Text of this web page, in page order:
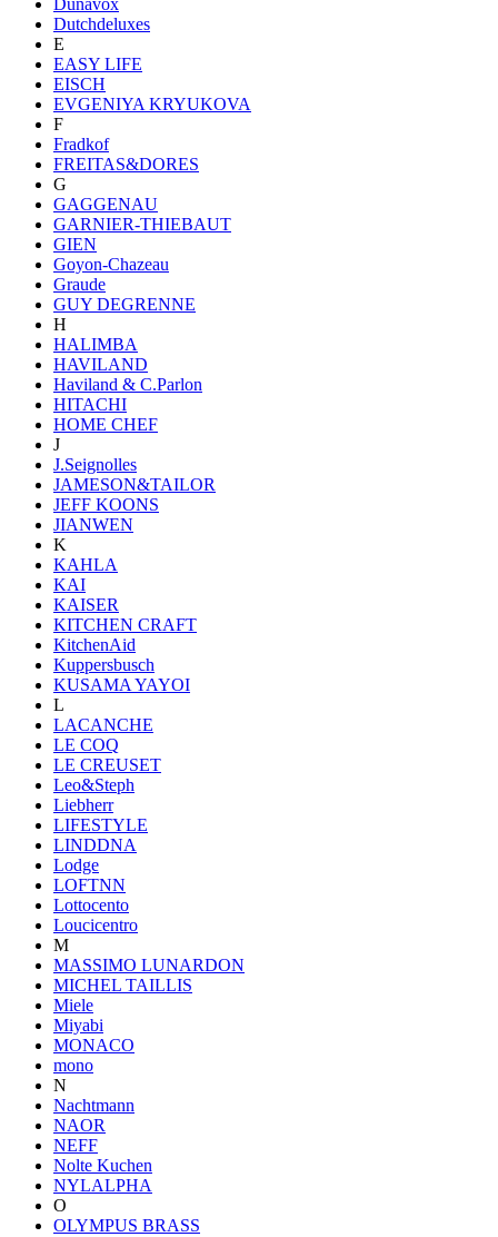
Dutchdeluxes
E
EASY LIFE
EISCH
EVGENIYA KRYUKOVA
F
Fradkof
FREITAS&DORES
G
GAGGENAU
GARNIER-THIEBAUT
GIEN
Goyon-Chazeau
Graude
GUY DEGRENNE
H
HALIMBA
HAVILAND
Haviland & C.Parlon
HITACHI
HOME CHEF
J
J.Seignolles
JAMESON&TAILOR
JEFF KOONS
JIANWEN
K
KAHLA
KAI
KAISER
KITCHEN CRAFT
KitchenAid
Kuppersbusch
KUSAMA YAYOI
L
LACANCHE
LE COQ
LE CREUSET
Leo&Steph
Liebherr
LIFESTYLE
LINDDNA
Lodge
LOFTNN
Lottocento
Loucicentro
M
MASSIMO LUNARDON
MICHEL TAILLIS
Miele
Miyabi
MONACO
mono
N
Nachtmann
NAOR
NEFF
Nolte Kuchen
NYLALPHA
O
OLYMPUS BRASS